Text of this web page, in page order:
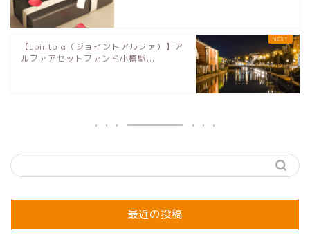
【Jointo α（ジョイントアルファ）】ア
ルファアセットファンド小樽駅...
最近の投稿